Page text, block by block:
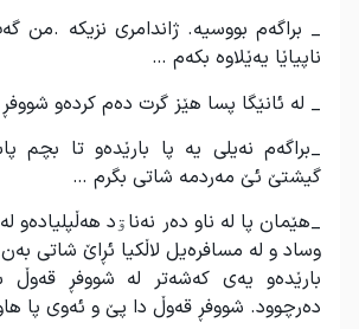
_ براگەم بووسیە. ژاندامری نزیکە
ناپیاێا یەێلاوە بکەم …
_ لە ئانێگا پسا هێز گرت دەم کردەو
_براگەم نەیلی یە پا بارێدەو تا بچم
گیشتێ ئێ مەردمە شاتی بگرم …
_هێمان پا لە ناو دەر نەناۊد هەڵپلیادەو
وساد و لە مسافرەیل لاڵکیا ئڕاێ شاتی
بارێدەو یەی کەشەتر لە شووفڕ قەوڵ
دەرچوود. شووفڕ قەوڵ دا پێ و ئەوی پا